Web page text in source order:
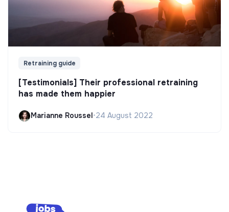
Retraining guide
[Testimonials] Their professional retraining
has made them happier
Marianne Roussel•24 August 2022